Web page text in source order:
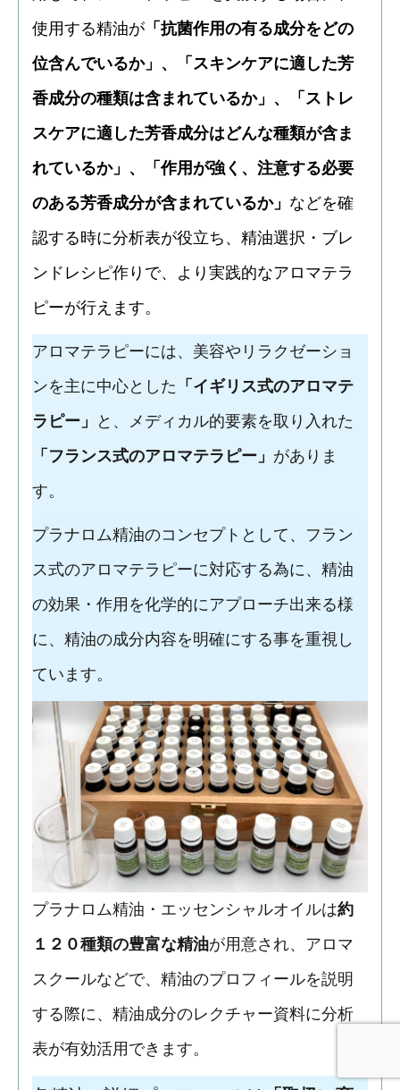
使用する精油が 「抗菌作用の有る成分をどの
位含んでいるか」、「スキンケアに適した芳
香成分の種類は含まれているか」、「ストレ
スケアに適した芳香成分はどんな種類が含ま
れているか」、「作用が強く、注意する必要
のある芳香成分が含まれているか」 などを確
認する時に分析表が役立ち、精油選択・ブレ
ンドレシピ作りで、より実践的なアロマテラ
ピーが行えます。
アロマテラピーには、美容やリラクゼーショ
ンを主に中心とした 「イギリス式のアロマテ
ラピー」
と、メディカル的要素を取り入れた
「フランス式のアロマテラピー」 がありま
す。
プラナロム精油のコンセプトとして、フラン
ス式のアロマテラピーに対応する為に、精油
の効果・作用を化学的にアプローチ出来る様
に、精油の成分内容を明確にする事を重視し
ています。
プラナロム精油・エッセンシャルオイルは約
１２０種類の豊富な精油が用意され、アロマ
スクールなどで、精油のプロフィールを説明
する際に、精油成分のレクチャー資料に分析
表が有効活用できます。